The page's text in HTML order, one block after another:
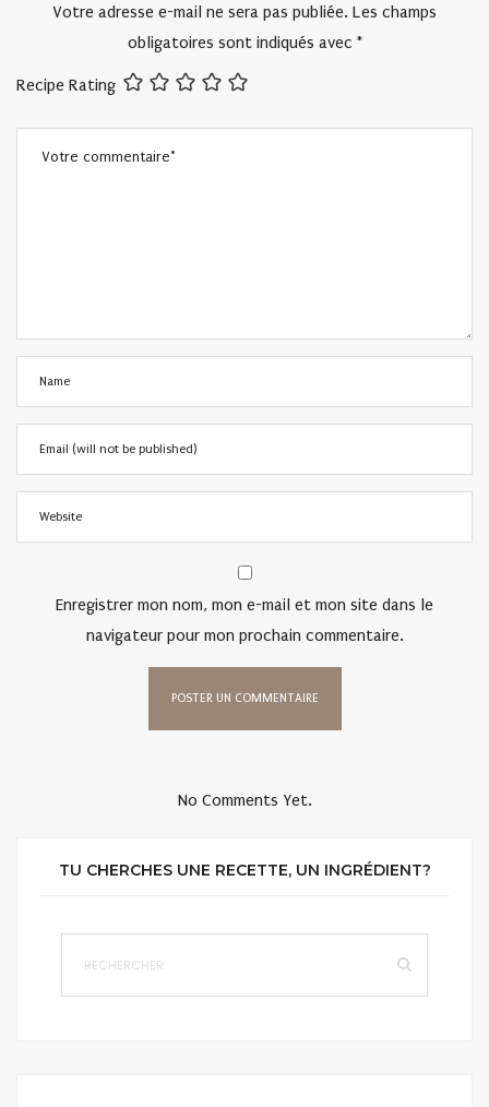
Votre adresse e-mail ne sera pas publiée. Les champs
obligatoires sont indiqués avec *
Recipe Rating
Enregistrer mon nom, mon e-mail et mon site dans le
navigateur pour mon prochain commentaire.
No Comments Yet.
TU CHERCHES UNE RECETTE, UN INGRÉDIENT?